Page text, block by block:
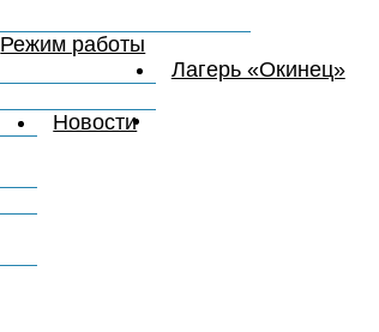
Режим работы
Лагерь «Окинец»
Новости